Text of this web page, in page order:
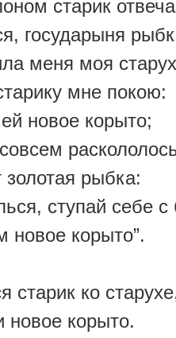
старик
государыня
меня моя
мне покою:
новое корыто;
золотая рыбка:
ступай себе с
новое корыто”.
старик ко
новое корыто.